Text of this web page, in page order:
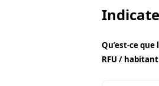
Qu’est-ce que
RFU / habitant